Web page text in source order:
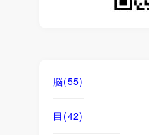
脳(55)
目 (42)